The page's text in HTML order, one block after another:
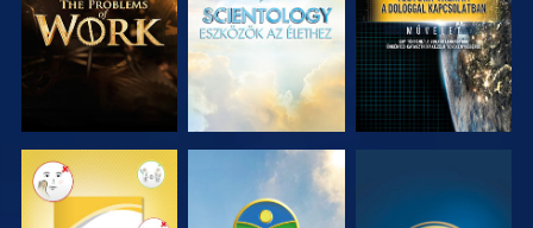
MŰSORNÉZÉS MŰSORNÉZÉS MŰSORNÉZÉS